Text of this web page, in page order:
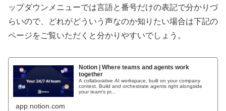
ップダウンメニューでは言語と番号だけの表記で分かりづ
らいので、どれがどういう声なのか知りたい場合は下記の
ページをご覧いただくと分かりやすいでしょう。
Notion | Where teams and agents work
together
A collaborative AI workspace, built on your company
context. Build and orchestrate agents right alongside
your team's pr...
app.notion.com